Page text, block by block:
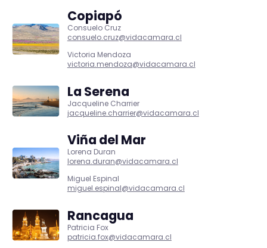
Copiapó
Consuelo Cruz
consuelo.cruz@vidacamara.cl
Victoria Mendoza
victoria.mendoza@vidacamara.cl
La Serena
Jacqueline Charrier
jacqueline.charrier@vidacamara.cl
Viña del Mar
Lorena Duran
lorena.duran@vidacamara.cl
Miguel Espinal
miguel.espinal@vidacamara.cl
Rancagua
Patricia Fox
patricia.fox@vidacamara.cl